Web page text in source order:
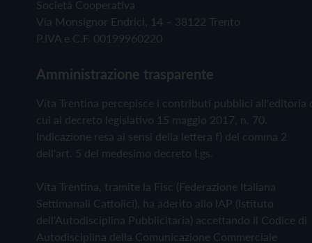
Società Cooperativa
Via Monsignor Endrici, 14 – 38122 Trento
P.IVA e C.F. 00199960220
Amministrazione trasparente
Vita Trentina percepisce i contributi pubblici all'editoria
cui al decreto legislativo 15 maggio 2017, n. 70.
Indicazione resa ai sensi della lettera f) del comma 2
dell'art. 5 del medesimo decreto Lgs.
Vita Trentina, tramite la Fisc (Federazione Italiana
Settimanali Cattolici), ha aderito allo IAP (Istituto
dell'Autodisciplina Pubblicitaria) accettando il Codice di
Autodisciplina della Comunicazione Commerciale